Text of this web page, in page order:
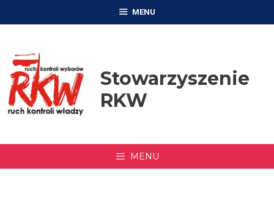
MENU
Stowarzyszenie
RKW
MENU